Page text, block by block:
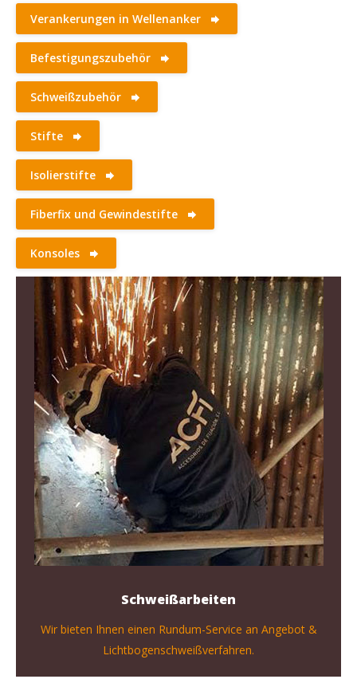
Verankerungen in Wellenanker
Befestigungszubehör
Schweißzubehör
Stifte
Isolierstifte
Fiberfix und Gewindestifte
Konsoles
Schweißarbeiten
Wir bieten Ihnen einen Rundum-Service an Angebot &
Lichtbogenschweißverfahren.